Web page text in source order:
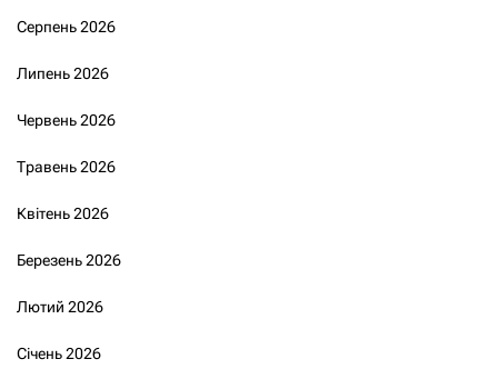
Серпень 2026
Липень 2026
Червень 2026
Травень 2026
Квітень 2026
Березень 2026
Лютий 2026
Січень 2026